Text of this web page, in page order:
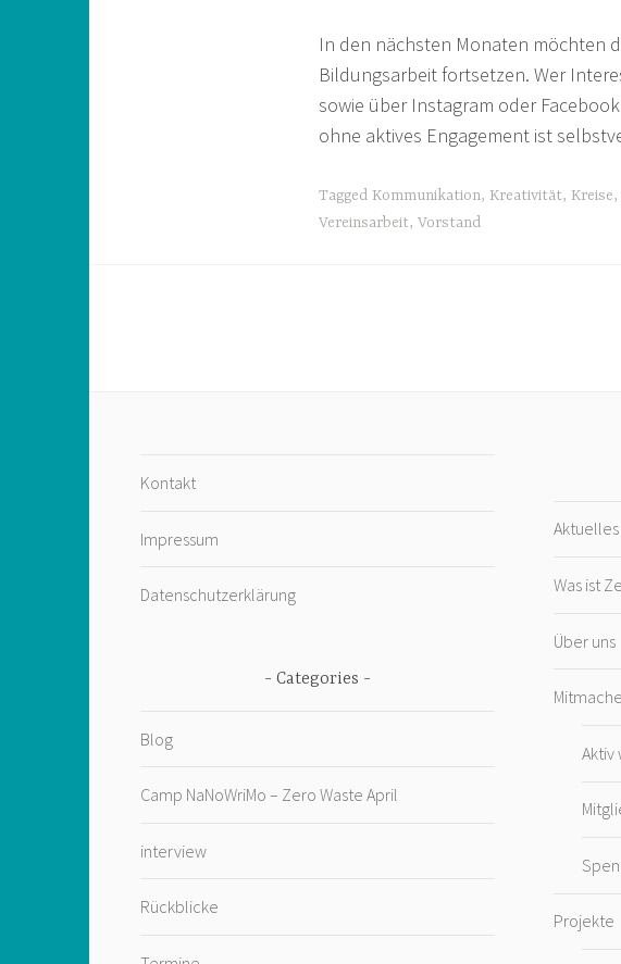
In den nächsten Monaten möchten
Bildungsarbeit fortsetzen. Wer
sowie über Instagram oder
ohne aktives Engagement ist
Tagged Kommunikation, Kreativität, Kreise,
Vereinsarbeit, Vorstand
Kontakt
Impressum
Datenschutzerklärung
Categories
Blog
Camp NaNoWriMo – Zero Waste April
interview
Rückblicke
Aktuelles
Was ist
Über uns
Aktiv
Projekte